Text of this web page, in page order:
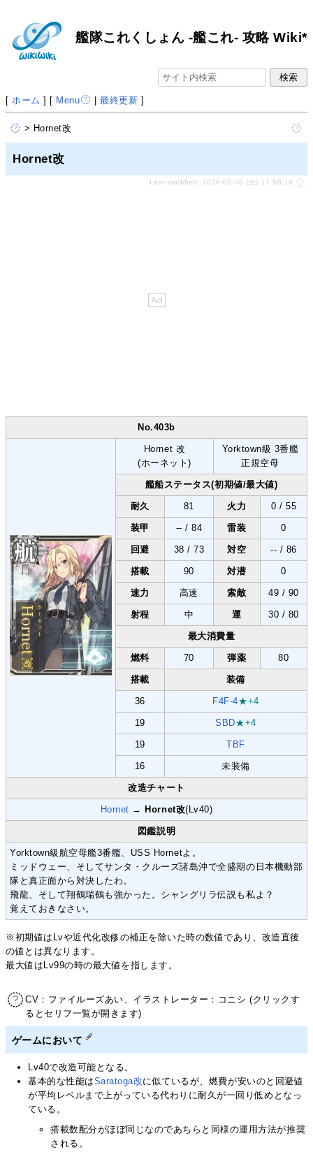
艦隊これくしょん -艦これ- 攻略 Wiki*
[ ホーム ] [ Menu |最終更新 ]
> Hornet改
Hornet改
Last-modified: 2026-08-08 (土) 17:58:19
No.403b
Hornet 改
(ホーネット)
Yorktown級 3番艦
正規空母
艦船ステータス(初期値/最大値)
耐久 81 火力 0 / 55
装甲 -- / 84 雷装 0
回避 38 / 73 対空 -- / 86
搭載 90 対潜 0
速力 高速 索敵 49 / 90
射程 中 運 30 / 80
最大消費量
燃料 70 弾薬 80
搭載 装備
36 F4F-4★+4
19 SBD★+4
19 TBF
16 未装備
改造チャート
Hornet →Hornet改(Lv40)
図鑑説明
Yorktown級航空母艦3番艦、USS Hornetよ。
ミッドウェー、そしてサンタ・クルーズ諸島沖で全盛期の日本機動部
隊と真正面から対決したわ。
飛龍、そして翔鶴瑞鶴も強かった。シャングリラ伝説も私よ？
覚えておきなさい。
※初期値はLvや近代化改修の補正を除いた時の数値であり、改造直後
の値とは異なります。
最大値はLv99の時の最大値を指します。
CV：ファイルーズあい、イラストレーター：コニシ (クリックす
るとセリフ一覧が開きます)
ゲームにおいて
Lv40で改造可能となる。
基本的な性能はSaratoga改に似ているが、燃費が安いのと回避値
が平均レベルまで上がっている代わりに耐久が一回り低めとなっ
ている。
搭載数配分がほぼ同じなのであちらと同様の運用方法が推奨
される。